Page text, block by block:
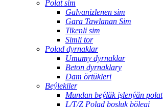
Polat sim
Galvanizlenen sim
Gara Tawlanan Sim
Tikenli sim
Simli tor
Polad dyrnaklar
Umumy dyrnaklar
Beton dyrnaklary
Dam örtükleri
Beýlekiler
Mundan beýläk işlenýän polat
L/T/Z Polad boşluk bölegi